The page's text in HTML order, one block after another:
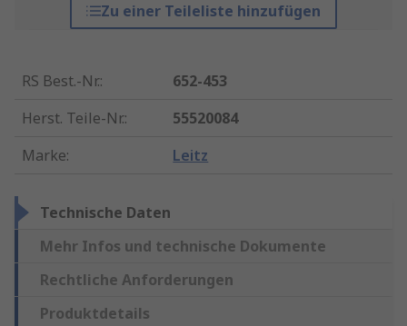
Zu einer Teileliste hinzufügen
RS Best.-Nr.:
652-453
Herst. Teile-Nr.:
55520084
Marke: Leitz
Technische Daten
Mehr Infos und technische Dokumente
Rechtliche Anforderungen
Produktdetails